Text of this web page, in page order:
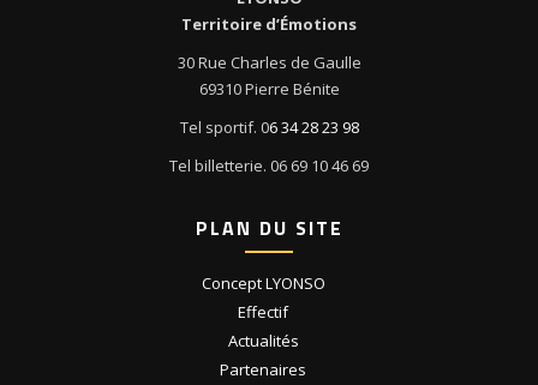
Territoire d’Émotions
30 Rue Charles de Gaulle
69310 Pierre Bénite
Tel sportif. 06 34 28 23 98
Tel billetterie. 06 69 10 46 69
PLAN DU SITE
Concept LYONSO
Effectif
Actualités
Partenaires